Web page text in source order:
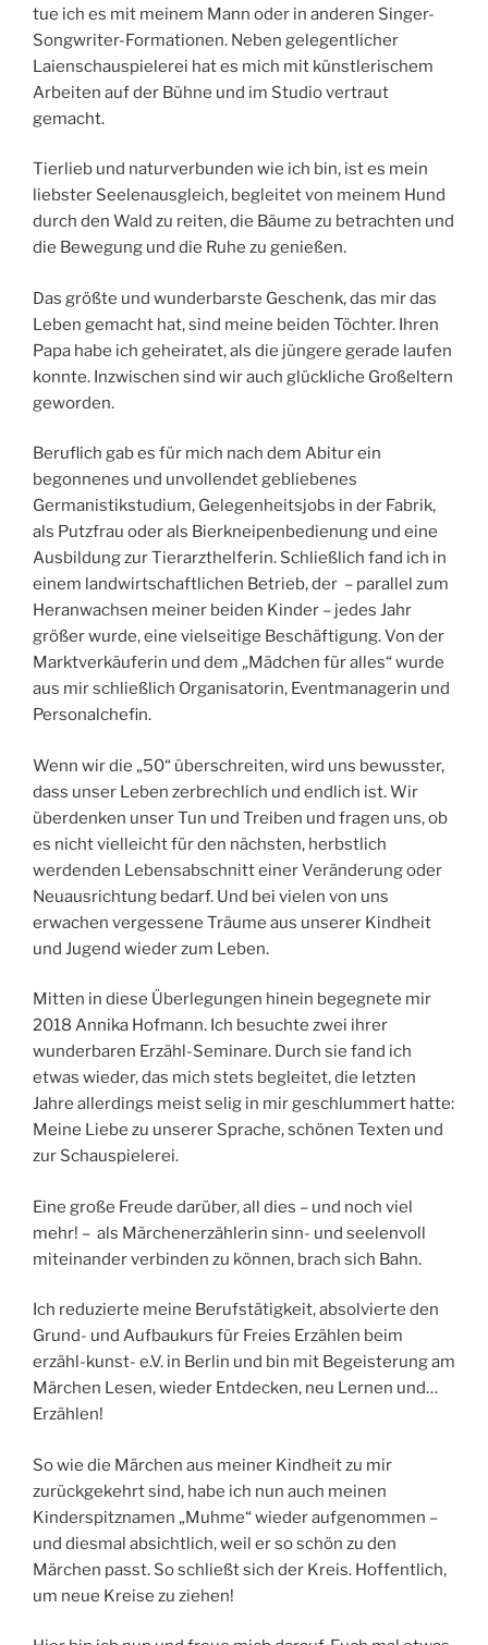
tue ich es mit meinem Mann oder in anderen Singer-
Songwriter-Formationen. Neben gelegentlicher
Laienschauspielerei hat es mich mit künstlerischem
Arbeiten auf der Bühne und im Studio vertraut
gemacht.
Tierlieb und naturverbunden wie ich bin, ist es mein
liebster Seelenausgleich, begleitet von meinem Hund
durch den Wald zu reiten, die Bäume zu betrachten und
die Bewegung und die Ruhe zu genießen.
Das größte und wunderbarste Geschenk, das mir das
Leben gemacht hat, sind meine beiden Töchter. Ihren
Papa habe ich geheiratet, als die jüngere gerade laufen
konnte. Inzwischen sind wir auch glückliche Großeltern
geworden.
Beruflich gab es für mich nach dem Abitur ein
begonnenes und unvollendet gebliebenes
Germanistikstudium, Gelegenheitsjobs in der Fabrik,
als Putzfrau oder als Bierkneipenbedienung und eine
Ausbildung zur Tierarzthelferin. Schließlich fand ich in
einem landwirtschaftlichen Betrieb, der – parallel zum
Heranwachsen meiner beiden Kinder – jedes Jahr
größer wurde, eine vielseitige Beschäftigung. Von der
Marktverkäuferin und dem „Mädchen für alles“ wurde
aus mir schließlich Organisatorin, Eventmanagerin und
Personalchefin.
Wenn wir die „50“ überschreiten, wird uns bewusster,
dass unser Leben zerbrechlich und endlich ist. Wir
überdenken unser Tun und Treiben und fragen uns, ob
es nicht vielleicht für den nächsten, herbstlich
werdenden Lebensabschnitt einer Veränderung oder
Neuausrichtung bedarf. Und bei vielen von uns
erwachen vergessene Träume aus unserer Kindheit
und Jugend wieder zum Leben.
Mitten in diese Überlegungen hinein begegnete mir
2018 Annika Hofmann. Ich besuchte zwei ihrer
wunderbaren Erzähl-Seminare. Durch sie fand ich
etwas wieder, das mich stets begleitet, die letzten
Jahre allerdings meist selig in mir geschlummert hatte:
Meine Liebe zu unserer Sprache, schönen Texten und
zur Schauspielerei.
Eine große Freude darüber, all dies – und noch viel
mehr! – als Märchenerzählerin sinn- und seelenvoll
miteinander verbinden zu können, brach sich Bahn.
Ich reduzierte meine Berufstätigkeit, absolvierte den
Grund- und Aufbaukurs für Freies Erzählen beim
erzähl-kunst- e.V. in Berlin und bin mit Begeisterung am
Märchen Lesen, wieder Entdecken, neu Lernen und…
Erzählen!
So wie die Märchen aus meiner Kindheit zu mir
zurückgekehrt sind, habe ich nun auch meinen
Kinderspitznamen „Muhme“ wieder aufgenommen –
und diesmal absichtlich, weil er so schön zu den
Märchen passt. So schließt sich der Kreis. Hoffentlich,
um neue Kreise zu ziehen!